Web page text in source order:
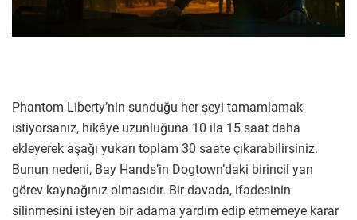
Phantom Liberty’nin sunduğu her şeyi tamamlamak
istiyorsanız, hikâye uzunluğuna 10 ila 15 saat daha
ekleyerek aşağı yukarı toplam 30 saate çıkarabilirsiniz.
Bunun nedeni, Bay Hands’in Dogtown’daki birincil yan
görev kaynağınız olmasıdır. Bir davada, ifadesinin
silinmesini isteyen bir adama yardım edip etmemeye karar